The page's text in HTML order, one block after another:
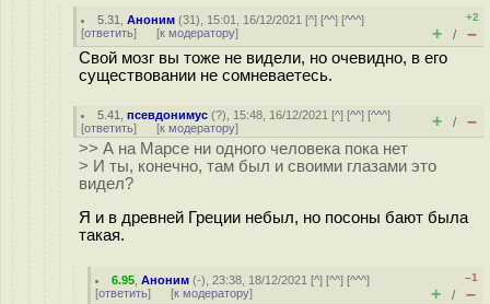
5.31 ,Аноним (31), 15:01, 16/12/2021 [^] [^^] [^^^]
[ответить] [к модератору]
+2
+ / –
Свой мозг вы тоже не видели, но очевидно, в его
существовании не сомневаетесь.
5.41 ,псевдонимус (?), 15:48, 16/12/2021 [^] [^^] [^^^]
[ответить] [к модератору] + / –
>> А на Марсе ни одного человека пока нет
> И ты, конечно, там был и своими глазами это
видел?
Я и в древней Греции небыл, но посоны бают была
такая.
6.95 ,Аноним (-), 23:38, 18/12/2021 [^] [^^] [^^^]
[ответить] [к модератору]
–1
+ / –